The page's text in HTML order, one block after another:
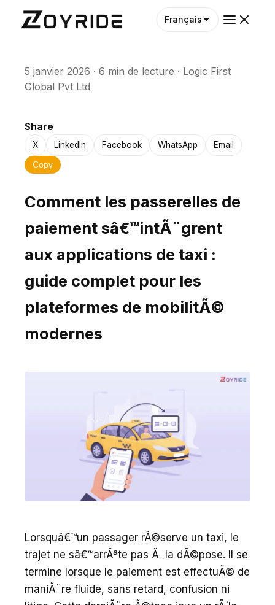
Français
5 janvier 2026 · 6 min de lecture · Logic First
Global Pvt Ltd
Share
X LinkedIn Facebook WhatsApp Email
Copy
Comment les passerelles de
paiement sâ€™intÃ¨grent
aux applications de taxi :
guide complet pour les
plateformes de mobilitÃ©
modernes
Lorsquâ€™un passager rÃ©serve un taxi, le
trajet ne sâ€™arrÃªte pas Ã la dÃ©pose. Il se
termine lorsque le paiement est effectuÃ© de
maniÃ¨re fluide, sans retard, confusion ni